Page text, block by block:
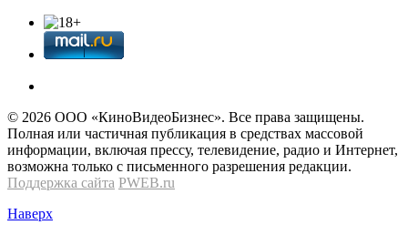
© 2026 OOО «КиноВидеоБизнес». Все права защищены.
Полная или частичная публикация в средствах массовой
информации, включая прессу, телевидение, радио и Интернет,
возможна только с письменного разрешения редакции.
Поддержка сайта PWEB.ru
Наверх